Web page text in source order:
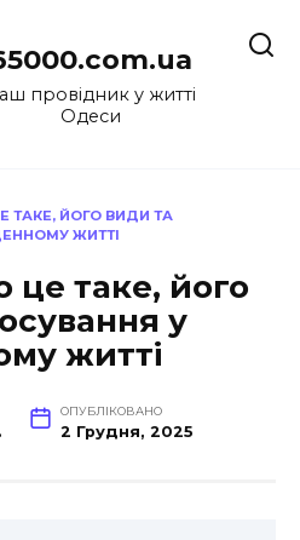
провідник у житті
Одеси
ТАКЕ, ЙОГО ВИДИ ТА
ЖИТТІ
це таке, його
у
житті
ОПУБЛІКОВАНО
2 Грудня, 2025